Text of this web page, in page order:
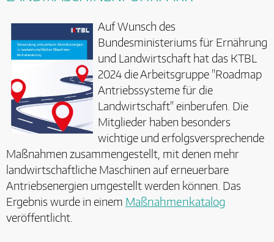
Auf Wunsch des
Bundesministeriums für Ernährung
und Landwirtschaft hat das KTBL
2024 die Arbeitsgruppe "Roadmap
Antriebssysteme für die
Landwirtschaft" einberufen. Die
Mitglieder haben besonders
wichtige und erfolgsversprechende
Maßnahmen zusammengestellt, mit denen mehr
landwirtschaftliche Maschinen auf erneuerbare
Antriebsenergien umgestellt werden können. Das
Ergebnis wurde in einem Maßnahmenkatalog
veröffentlicht.